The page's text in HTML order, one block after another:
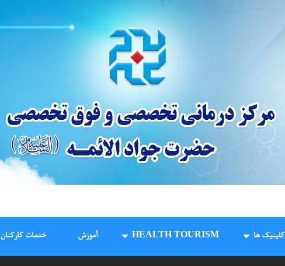
درمانگاه و مرکز جراحیکلینیک ها HEALTH TOURISM آموزش خدمات کارکنان